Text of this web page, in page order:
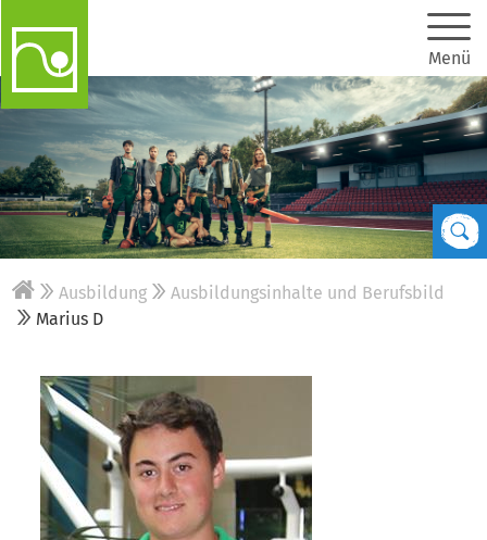
Menü
Ausbildung
Ausbildungsinhalte und Berufsbild
Marius D